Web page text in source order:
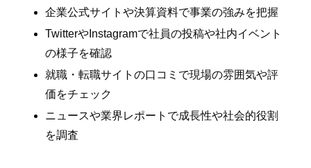
企業公式サイトや決算資料で事業の強みを把握
TwitterやInstagramで社員の投稿や社内イベント
の様子を確認
就職・転職サイトの口コミで現場の雰囲気や評
価をチェック
ニュースや業界レポートで成長性や社会的役割
を調査